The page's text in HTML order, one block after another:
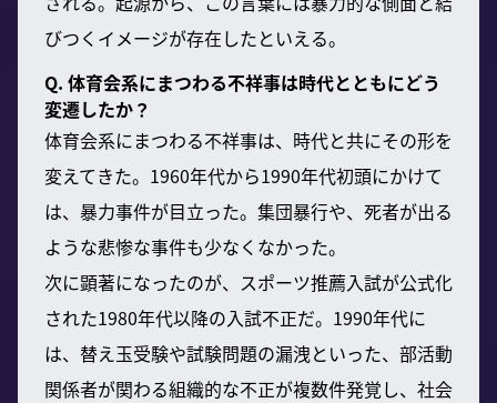
びつくイメージが存在したといえる。
Q. 体育会系にまつわる不祥事は時代とともにどう
変遷したか？
体育会系にまつわる不祥事は、時代と共にその形を
変えてきた。1960年代から1990年代初頭にかけて
は、暴力事件が目立った。集団暴行や、死者が出る
ような悲惨な事件も少なくなかった。
次に顕著になったのが、スポーツ推薦入試が公式化
された1980年代以降の入試不正だ。1990年代に
は、替え玉受験や試験問題の漏洩といった、部活動
関係者が関わる組織的な不正が複数件発覚し、社会